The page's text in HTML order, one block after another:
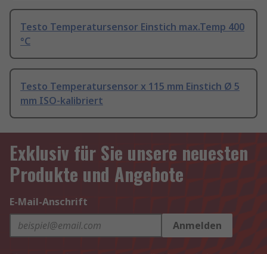
Testo Temperatursensor Einstich max.Temp 400
°C
Testo Temperatursensor x 115 mm Einstich Ø 5
mm ISO-kalibriert
Exklusiv für Sie unsere neuesten
Produkte und Angebote
E-Mail-Anschrift
Anmelden